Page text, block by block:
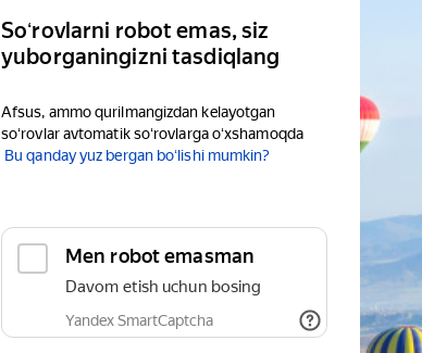
Soʻrovlarni robot emas, siz
yuborganingizni tasdiqlang
Afsus, ammo qurilmangizdan kelayotgan
soʻrovlar avtomatik soʻrovlarga oʻxshamoqda
Bu qanday yuz bergan boʻlishi mumkin?
Men robot emasman
Davom etish uchun bosing
Yandex SmartCaptcha